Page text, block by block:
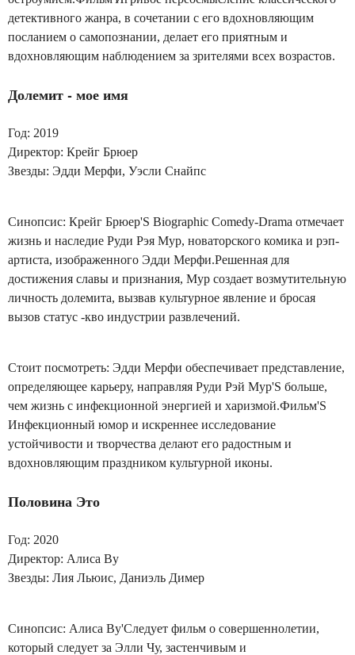
детективного жанра, в сочетании с его вдохновляющим
посланием о самопознании, делает его приятным и
вдохновляющим наблюдением за зрителями всех возрастов.
Долемит - мое имя
Год: 2019
Директор: Крейг Брюер
Звезды: Эдди Мерфи, Уэсли Снайпс
Синопсис: Крейг Брюер'S Biographic Comedy-Drama отмечает
жизнь и наследие Руди Рэя Мур, новаторского комика и рэп-
артиста, изображенного Эдди Мерфи.Решенная для
достижения славы и признания, Мур создает возмутительную
личность долемита, вызвав культурное явление и бросая
вызов статус -кво индустрии развлечений.
Стоит посмотреть: Эдди Мерфи обеспечивает представление,
определяющее карьеру, направляя Руди Рэй Мур'S больше,
чем жизнь с инфекционной энергией и харизмой.Фильм'S
Инфекционный юмор и искреннее исследование
устойчивости и творчества делают его радостным и
вдохновляющим праздником культурной иконы.
Половина Это
Год: 2020
Директор: Алиса Ву
Звезды: Лия Льюис, Даниэль Димер
Синопсис: Алиса Ву'Следует фильм о совершеннолетии,
который следует за Элли Чу, застенчивым и